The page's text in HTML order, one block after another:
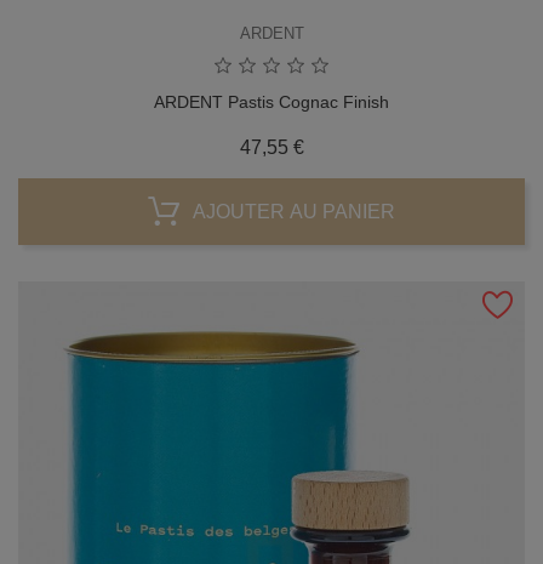
ARDENT
ARDENT Pastis Cognac Finish
47,55 €Prix
AJOUTER AU PANIER